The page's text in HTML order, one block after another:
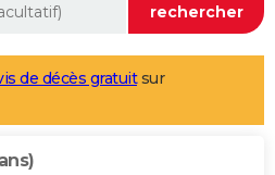
de décès gratuitsur